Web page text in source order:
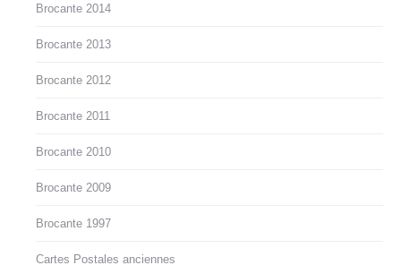
Brocante 2014
Brocante 2013
Brocante 2012
Brocante 2011
Brocante 2010
Brocante 2009
Brocante 1997
Cartes Postales anciennes